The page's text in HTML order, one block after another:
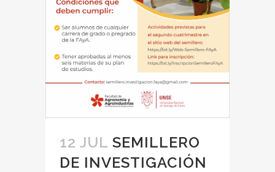
12 JUL SEMILLERO
DE INVESTIGACIÓN